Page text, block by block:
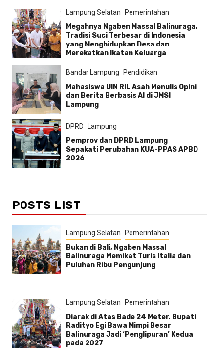
Lampung Selatan Pemerintahan
Megahnya Ngaben Massal Balinuraga,
Tradisi Suci Terbesar di Indonesia
yang Menghidupkan Desa dan
Merekatkan Ikatan Keluarga
Bandar Lampung Pendidikan
Mahasiswa UIN RIL Asah Menulis Opini
dan Berita Berbasis AI di JMSI
Lampung
DPRD Lampung
Pemprov dan DPRD Lampung
Sepakati Perubahan KUA-PPAS APBD
2026
POSTS LIST
Lampung Selatan Pemerintahan
Bukan di Bali, Ngaben Massal
Balinuraga Memikat Turis Italia dan
Puluhan Ribu Pengunjung
Lampung Selatan Pemerintahan
Diarak di Atas Bade 24 Meter, Bupati
Radityo Egi Bawa Mimpi Besar
Balinuraga Jadi ‘Penglipuran’ Kedua
pada 2027